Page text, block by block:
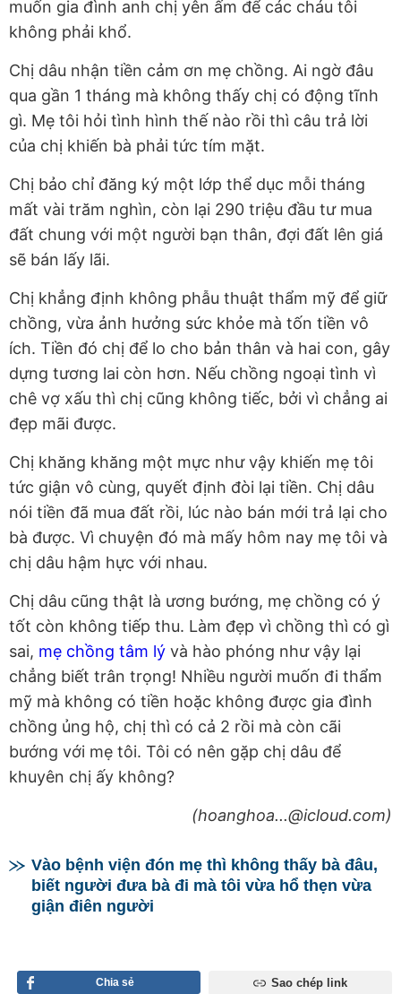
muốn gia đình anh chị yên ấm để các cháu tôi
không phải khổ.
Chị dâu nhận tiền cảm ơn mẹ chồng. Ai ngờ đâu
qua gần 1 tháng mà không thấy chị có động tĩnh
gì. Mẹ tôi hỏi tình hình thế nào rồi thì câu trả lời
của chị khiến bà phải tức tím mặt.
Chị bảo chỉ đăng ký một lớp thể dục mỗi tháng
mất vài trăm nghìn, còn lại 290 triệu đầu tư mua
đất chung với một người bạn thân, đợi đất lên giá
sẽ bán lấy lãi.
Chị khẳng định không phẫu thuật thẩm mỹ để giữ
chồng, vừa ảnh hưởng sức khỏe mà tốn tiền vô
ích. Tiền đó chị để lo cho bản thân và hai con, gây
dựng tương lai còn hơn. Nếu chồng ngoại tình vì
chê vợ xấu thì chị cũng không tiếc, bởi vì chẳng ai
đẹp mãi được.
Chị khăng khăng một mực như vậy khiến mẹ tôi
tức giận vô cùng, quyết định đòi lại tiền. Chị dâu
nói tiền đã mua đất rồi, lúc nào bán mới trả lại cho
bà được. Vì chuyện đó mà mấy hôm nay mẹ tôi và
chị dâu hậm hực với nhau.
Chị dâu cũng thật là ương bướng, mẹ chồng có ý
tốt còn không tiếp thu. Làm đẹp vì chồng thì có gì
sai, mẹ chồng tâm lý và hào phóng như vậy lại
chẳng biết trân trọng! Nhiều người muốn đi thẩm
mỹ mà không có tiền hoặc không được gia đình
chồng ủng hộ, chị thì có cả 2 rồi mà còn cãi
bướng với mẹ tôi. Tôi có nên gặp chị dâu để
khuyên chị ấy không?
(hoanghoa...@icloud.com)
Vào bệnh viện đón mẹ thì không thấy bà đâu,
biết người đưa bà đi mà tôi vừa hổ thẹn vừa
giận điên người
Chia sẻ Sao chép link